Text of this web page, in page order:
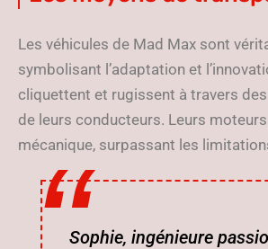
Les véhicules de Mad Max sont
symbolisant l’adaptation et
cliquettent et rugissent à travers
de leurs conducteurs. Leurs
mécanique, surpassant les
Sophie, ingénieure